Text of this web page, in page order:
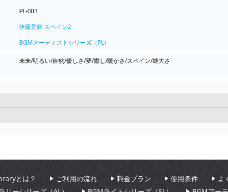
PL-003
伊藤芳輝 スペイン2
BGMアーティストシリーズ（PL）
未来/明るい/自然/優しさ/夢/癒し/暖かさ/スペイン/雄大さ
とは？ ご利用の流れ 料金プラン 使用条件 よ